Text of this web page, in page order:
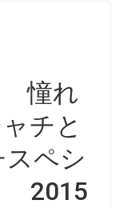
憧れ
チと
ペシ
2015